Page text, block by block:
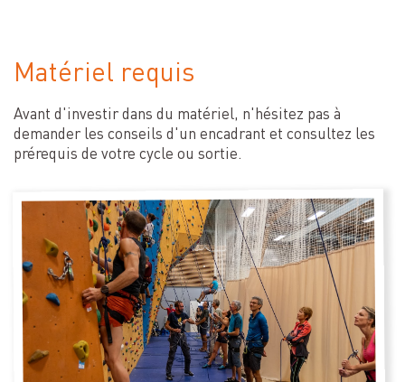
Matériel requis
Avant d'investir dans du matériel, n'hésitez pas à
demander les conseils d'un encadrant et consultez les
prérequis de votre cycle ou sortie.